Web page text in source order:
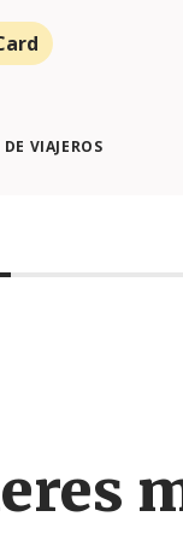
VIAJEROS